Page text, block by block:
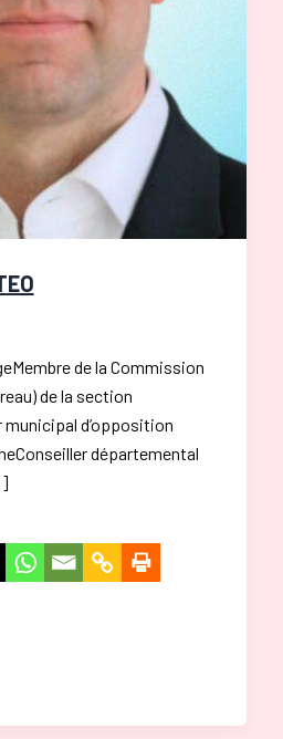
de la Commission
de la section
d’opposition
départemental